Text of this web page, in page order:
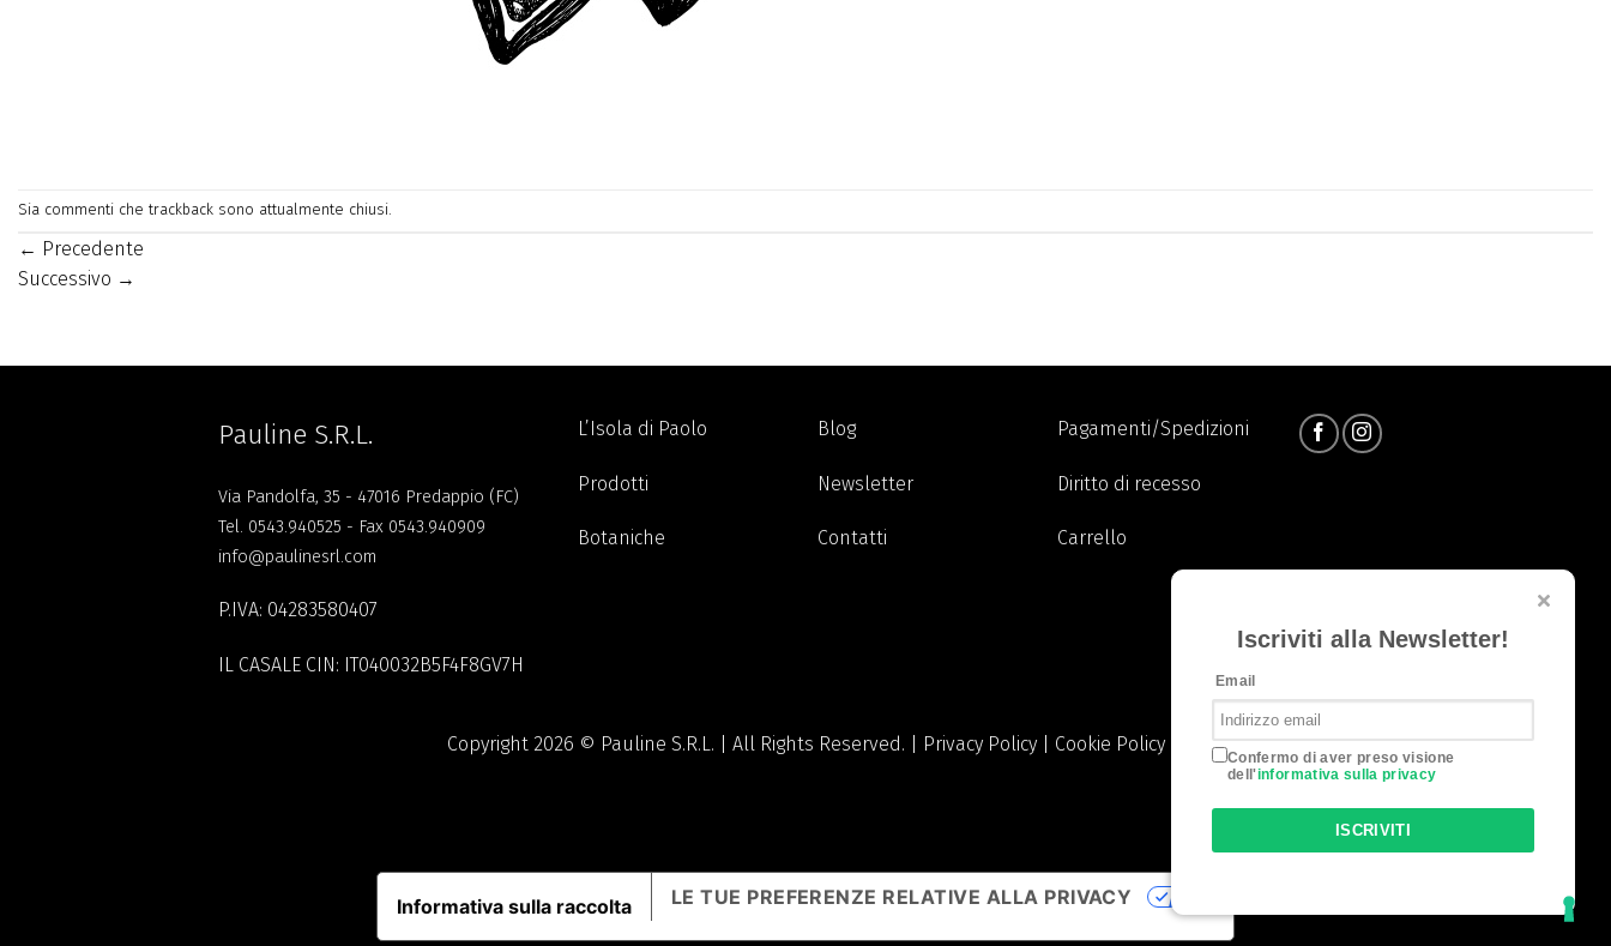
Sia commenti che trackback sono attualmente chiusi.
← Precedente
Successivo →
Pauline S.R.L.
Via Pandolfa, 35 - 47016 Predappio (FC)
Tel. 0543.940525 - Fax 0543.940909
info@paulinesrl.com
P.IVA: 04283580407
IL CASALE CIN: IT040032B5F4F8GV7H
L’Isola di Paolo
Prodotti
Botaniche
Blog
Newsletter
Contatti
Pagamenti/Spedizioni
Diritto di recesso
Carrello
Copyright 2026 © Pauline S.R.L. | All Rights Reserved. | Privacy Policy| Cookie Policy
Informativa sulla raccolta LE TUE PREFERENZE RELATIVE ALLA PRIVACY
Iscriviti alla Newsletter!
Email
Confermo di aver preso visione
dell'informativa sulla privacy
ISCRIVITI